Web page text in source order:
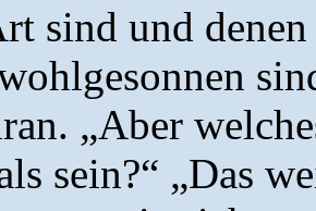
sind und
„Aber
sein?“ „Das